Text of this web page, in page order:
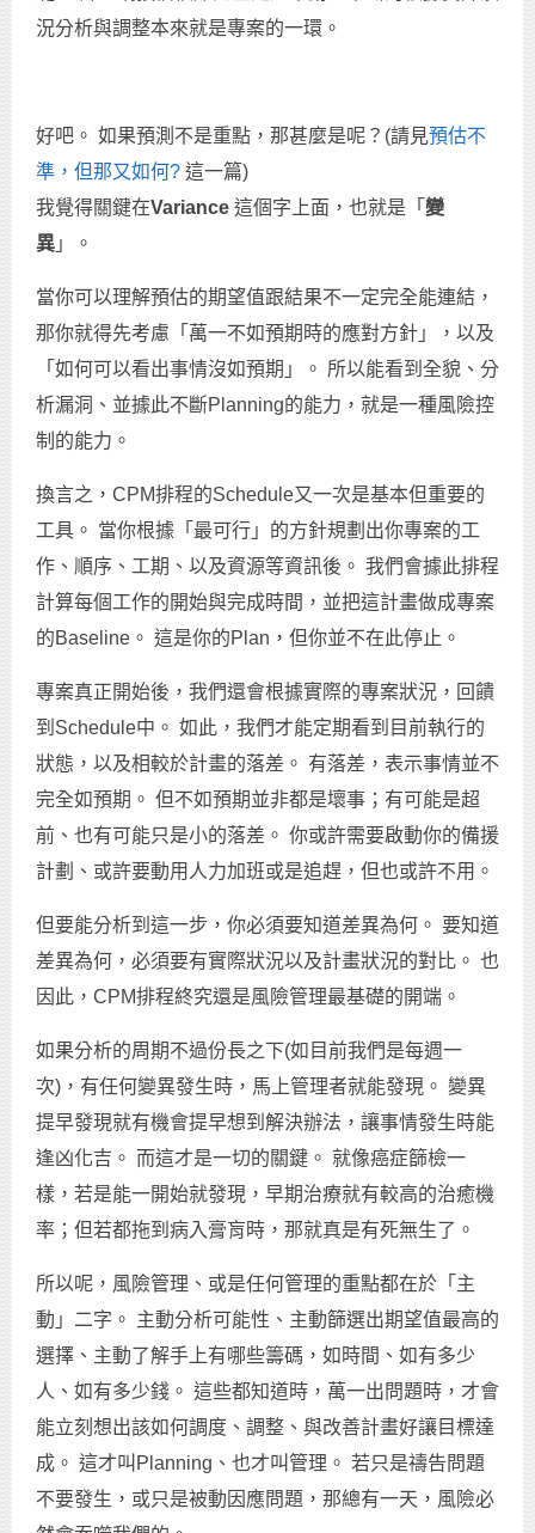
況分析與調整本來就是專案的一環。
好吧。 如果預測不是重點，那甚麼是呢？(請見預估不
準，但那又如何? 這一篇)
我覺得關鍵在Variance 這個字上面，也就是「 變
異 」。
當你可以理解預估的期望值跟結果不一定完全能連結，
那你就得先考慮「萬一不如預期時的應對方針」，以及
「如何可以看出事情沒如預期」。 所以能看到全貌、分
析漏洞、並據此不斷Planning的能力，就是一種風險控
制的能力。
換言之，CPM排程的Schedule又一次是基本但重要的
工具。 當你根據「最可行」的方針規劃出你專案的工
作、順序、工期、以及資源等資訊後。 我們會據此排程
計算每個工作的開始與完成時間，並把這計畫做成專案
的Baseline。 這是你的Plan，但你並不在此停止。
專案真正開始後，我們還會根據實際的專案狀況，回饋
到Schedule中。 如此，我們才能定期看到目前執行的
狀態，以及相較於計畫的落差。 有落差，表示事情並不
完全如預期。 但不如預期並非都是壞事；有可能是超
前、也有可能只是小的落差。 你或許需要啟動你的備援
計劃、或許要動用人力加班或是追趕，但也或許不用。
但要能分析到這一步，你必須要知道差異為何。 要知道
差異為何，必須要有實際狀況以及計畫狀況的對比。 也
因此，CPM排程終究還是風險管理最基礎的開端。
如果分析的周期不過份長之下(如目前我們是每週一
次)，有任何變異發生時，馬上管理者就能發現。 變異
提早發現就有機會提早想到解決辦法，讓事情發生時能
逢凶化吉。 而這才是一切的關鍵。 就像癌症篩檢一
樣，若是能一開始就發現，早期治療就有較高的治癒機
率；但若都拖到病入膏肓時，那就真是有死無生了。
所以呢，風險管理、或是任何管理的重點都在於「主
動」二字。 主動分析可能性、主動篩選出期望值最高的
選擇、主動了解手上有哪些籌碼，如時間、如有多少
人、如有多少錢。 這些都知道時，萬一出問題時，才會
能立刻想出該如何調度、調整、與改善計畫好讓目標達
成。 這才叫Planning、也才叫管理。 若只是禱告問題
不要發生，或只是被動因應問題，那總有一天，風險必